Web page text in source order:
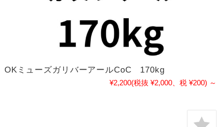
OKミューズガリバーアールCoC 170kg
¥2,200(税抜 ¥2,000、税 ¥200) ～